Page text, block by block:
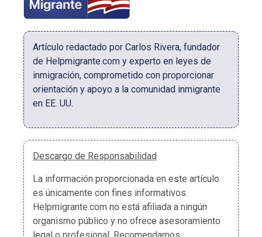
Artículo redactado por Carlos Rivera, fundador
de Helpmigrante.com y experto en leyes de
inmigración, comprometido con proporcionar
orientación y apoyo a la comunidad inmigrante
en EE. UU.
Descargo de Responsabilidad
La información proporcionada en este artículo
es únicamente con fines informativos.
Helpmigrante.com no está afiliada a ningún
organismo público y no ofrece asesoramiento